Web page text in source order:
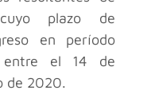
cuyo plazo de
en período
entre el 14 de
de 2020.